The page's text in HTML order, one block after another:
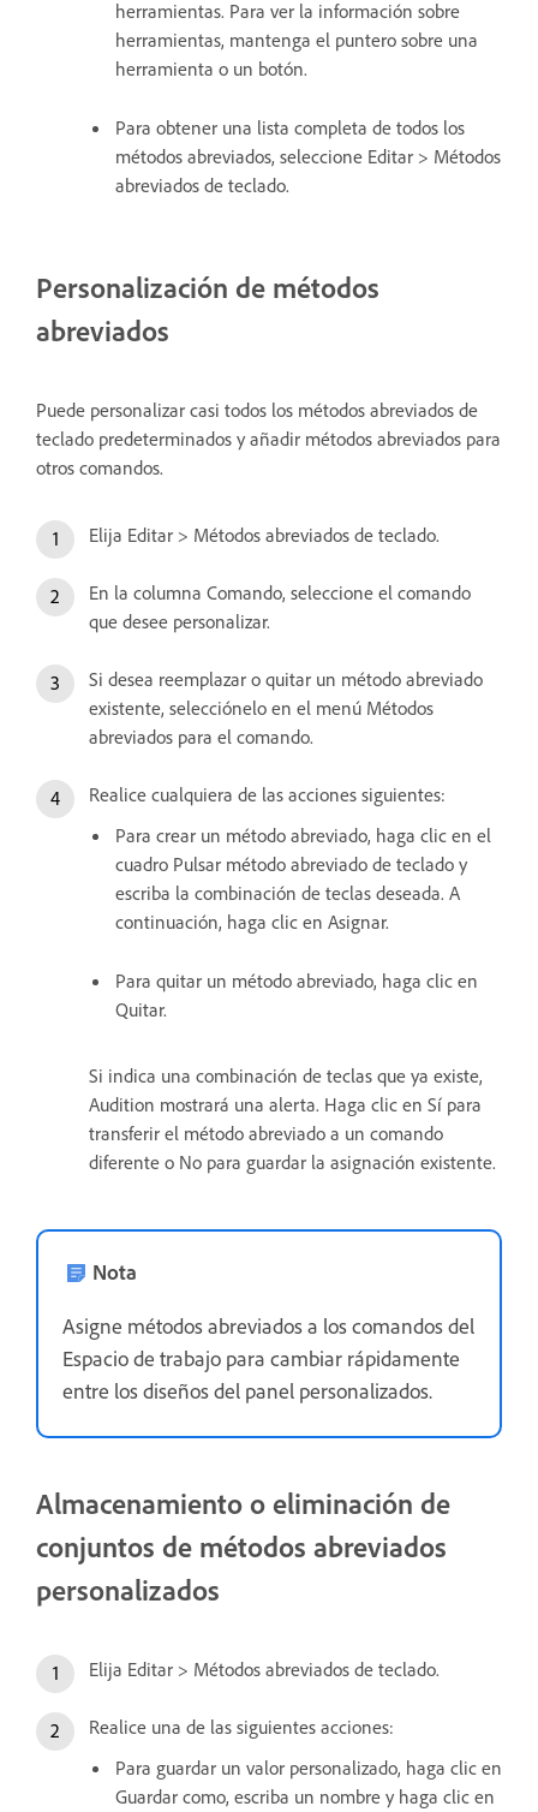
herramientas. Para ver la información sobre
herramientas, mantenga el puntero sobre una
herramienta o un botón.
Para obtener una lista completa de todos los
métodos abreviados, seleccione Editar > Métodos
abreviados de teclado.
Personalización de métodos
abreviados
Puede personalizar casi todos los métodos abreviados de
teclado predeterminados y añadir métodos abreviados para
otros comandos.
Elija Editar > Métodos abreviados de teclado.
En la columna Comando, seleccione el comando
que desee personalizar.
Si desea reemplazar o quitar un método abreviado
existente, selecciónelo en el menú Métodos
abreviados para el comando.
Realice cualquiera de las acciones siguientes:
Para crear un método abreviado, haga clic en el
cuadro Pulsar método abreviado de teclado y
escriba la combinación de teclas deseada. A
continuación, haga clic en Asignar.
Para quitar un método abreviado, haga clic en
Quitar.
Si indica una combinación de teclas que ya existe,
Audition mostrará una alerta. Haga clic en Sí para
transferir el método abreviado a un comando
diferente o No para guardar la asignación existente.
Nota
Asigne métodos abreviados a los comandos del
Espacio de trabajo para cambiar rápidamente
entre los diseños del panel personalizados.
Almacenamiento o eliminación de
conjuntos de métodos abreviados
personalizados
Elija Editar > Métodos abreviados de teclado.
Realice una de las siguientes acciones:
Para guardar un valor personalizado, haga clic en
Guardar como, escriba un nombre y haga clic en